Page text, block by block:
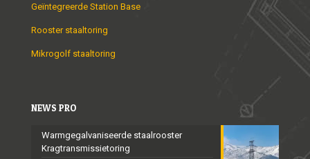
Geïntegreerde Station Base
Rooster staaltoring
Mikrogolf staaltoring
NEWS PRO
Warmgegalvaniseerde staalrooster
Kragtransmissietoring